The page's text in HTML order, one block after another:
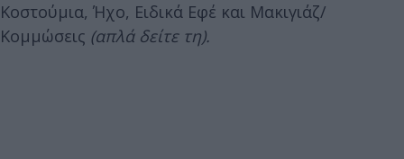
Κοστούμια, Ήχο, Ειδικά Εφέ και Μακιγιάζ/
Κομμώσεις (απλά δείτε τη).